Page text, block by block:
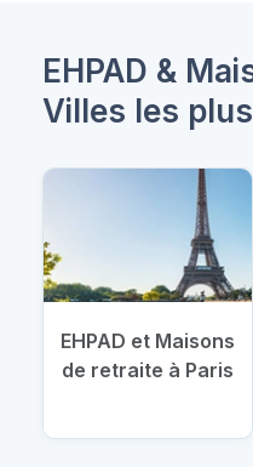
EHPAD &
Villes les
EHPAD et Maisons
de retraite à Paris